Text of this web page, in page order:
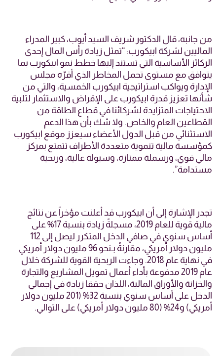
من جانبه، قال الدكتور شريف السيد أيوب، كبير المدراء
الماليين لشركة ابيكورب: “تمثل زيادة رأس المال إحدى
الركائز الأساسية التي تستند إليها خطط نمو ابيكورب بما
يتوافق مع مستوى تحمل المخاطر الذي أقرّه مجلس
الإدارة ويواكب استراتيجية ابيكورب الخمسية، والتي من
شأنها تعزيز قدرة ابيكورب على الإقراض والاستثمار لتلبية
الاحتياجات المتزايدة لشركائنا في قطاع الطاقة من
القطاعين العام والخاص. ولا شك بأن هذا الدعم
الاستثنائي من قبل الدول الأعضاء سيعزز موقع ابيكورب
كمؤسسة مالية تنموية متعددة الأطراف تتمتع بمركز
مالي قوي، ورسملة ممتازة، وسيولة عالية، وربحية
مستدامة”.
تجدر الإشارة إلى أن ابيكورب قد أعلنت مؤخراً عن نتائج
مالية قوية للعام 2019، مسجلةً زيادة بنسبة 17% على
أساس سنوي في صافي الدخل المتكرر ليصل إلى 112
مليون دولار أمريكي، مقارنةً بـنحو 96 مليون دولار أمريكي
في نهاية عام 2018. وجاءت الربحية القوية للشركة خلال
عام 2019 مدفوعة بأداء أعمال تمويل المشاريع والتجارة
والخزانة والأوراق المالية، اللذان حققا زيادة في إجمالي
الدخل على أساس سنوي بنسبة 32% (201 مليون دولار
أمريكي) و24% (80 مليون دولار أمريكي) على التوالي.